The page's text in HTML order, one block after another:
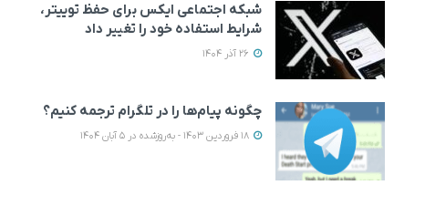
شبکه اجتماعی ایکس برای حفظ توییتر،
شرایط استفاده خود را تغییر داد
چگونه پیام‌ها را در تلگرام ترجمه کنیم؟